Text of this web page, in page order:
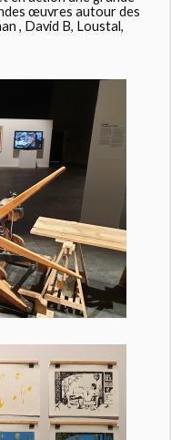
œuvres autour des
, David B, Loustal,